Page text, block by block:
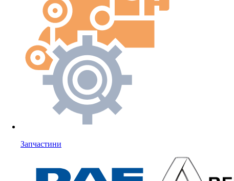
Запчастини